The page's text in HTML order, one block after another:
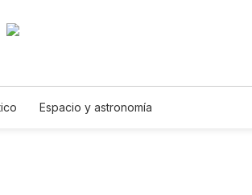
Espacio y astronomía